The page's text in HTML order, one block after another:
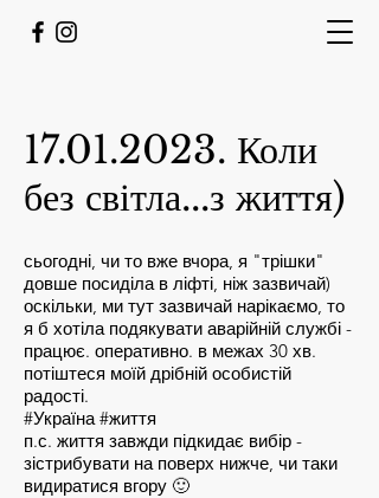
17.01.2023. Коли
без світла...з життя)
сьогодні, чи то вже вчора, я "трішки"
довше посиділа в ліфті, ніж зазвичай)
оскільки, ми тут зазвичай нарікаємо, то
я б хотіла подякувати аварійній службі -
працює. оперативно. в межах 30 хв.
потіштеся моїй дрібній особистій
радості.
#Україна #життя
п.с. життя завжди підкидає вибір -
зістрибувати на поверх нижче, чи таки
видиратися вгору 🙂